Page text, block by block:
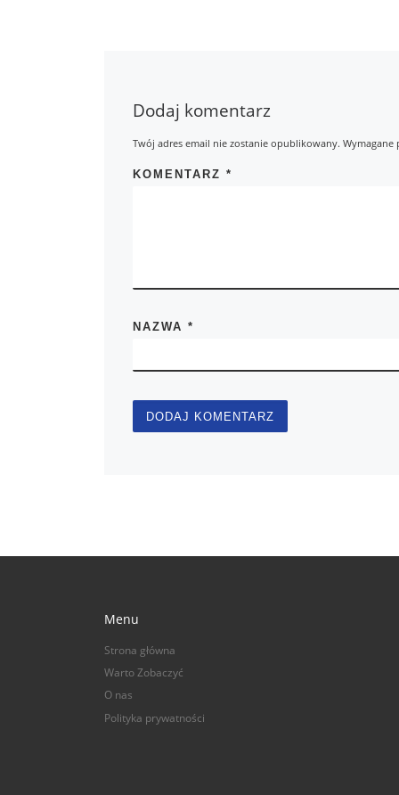
Dodaj komentarz
Twój adres email nie zostanie opublikowany. Wymagane
KOMENTARZ*
NAZWA*
Menu
Strona główna
Warto Zobaczyć
O nas
Polityka prywatności